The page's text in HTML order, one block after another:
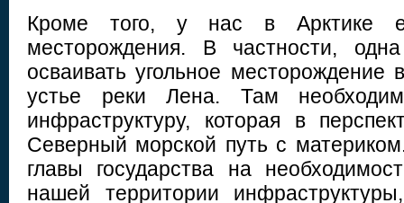
Кроме того, у нас в Арктике
месторождения. В частности,
осваивать угольное месторождение
устье реки Лена. Там
инфраструктуру, которая в
Северный морской путь с
главы государства на
нашей территории